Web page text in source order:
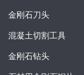
金刚石刀头
混凝土切割工具
金刚石钻头